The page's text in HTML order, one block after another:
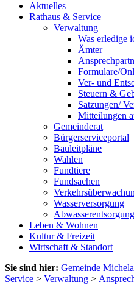
Aktuelles
Rathaus & Service
Verwaltung
Was erledige
Ämter
Formulare/
Ver- und
Steuern &
Satzungen/
Mitteilungen
Gemeinderat
Bürgerserviceportal
Bauleitpläne
Wahlen
Fundtiere
Fundsachen
Wasserversorgung
Abwasserentsorgung
Leben & Wohnen
Kultur & Freizeit
Wirtschaft & Standort
Sie sind hier: Gemeinde
Service > Verwaltung >